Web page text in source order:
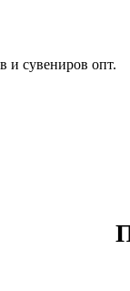
и сувениров опт.